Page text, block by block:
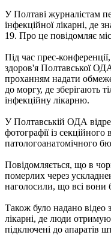
У Полтаві журналістам
інфекційної лікарні, де
19. Про це повідомляє
Під час прес-
здоров'я Полтавської
проханням надати
до моргу, де зберігають
інфекційну лікарню.
У Полтавській ОДА
фотографії із секційного
патологоанатомічного
Повідомляється, що в
померлих через
наголосили, що всі
Також було надано відео
лікарні, де люди
підключені до апаратів